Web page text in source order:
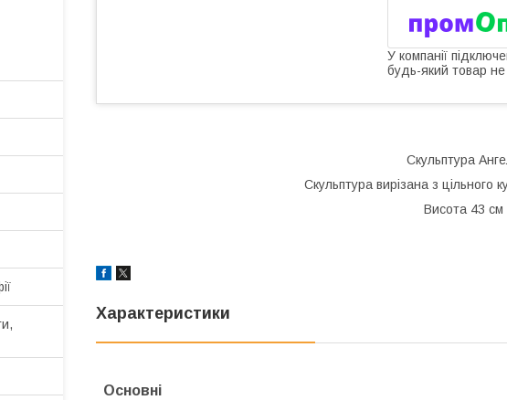
У компанії
будь-який товар
Скульптура
Скульптура вирізана з цільного
Висота 43 см
Характеристики
Основні